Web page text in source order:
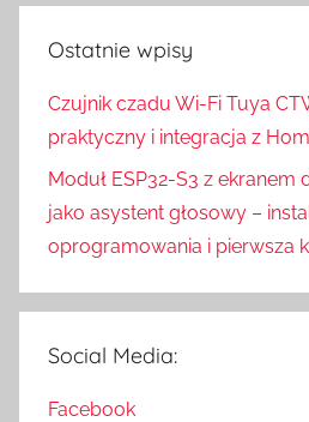
Ostatnie wpisy
Czujnik czadu Wi-Fi Tuya
praktyczny i integracja z
Moduł ESP32-S3 z ekranem
jako asystent głosowy –
oprogramowania i pierwsza
Social Media:
Facebook